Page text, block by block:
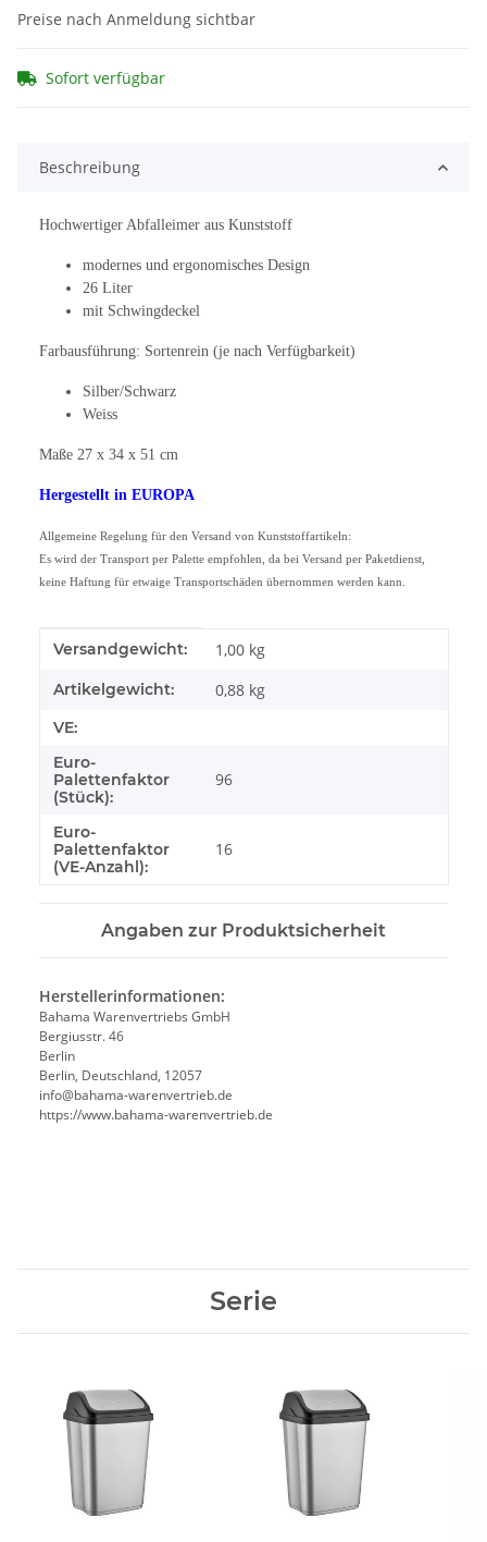
Preise nach Anmeldung sichtbar
Sofort verfügbar
Beschreibung
Hochwertiger Abfalleimer aus Kunststoff
modernes und ergonomisches Design
26 Liter
mit Schwingdeckel
Farbausführung: Sortenrein (je nach Verfügbarkeit)
Silber/Schwarz
Weiss
Maße 27 x 34 x 51 cm
Hergestellt in EUROPA
Allgemeine Regelung für den Versand von Kunststoffartikeln:
Es wird der Transport per Palette empfohlen, da bei Versand per Paketdienst,
keine Haftung für etwaige Transportschäden übernommen werden kann.
Produkteigenschaft
Wert
Versandgewicht: 1,00 kg
Artikelgewicht: 0,88 kg
VE:
Euro-
Palettenfaktor
(Stück):
96
Euro-
Palettenfaktor
(VE-Anzahl):
16
Angaben zur Produktsicherheit
Herstellerinformationen:
Bahama Warenvertriebs GmbH
Bergiusstr. 46
Berlin
Berlin, Deutschland, 12057
ed.beirtrevneraw-amahab@ofni
https://www.bahama-warenvertrieb.de
Serie